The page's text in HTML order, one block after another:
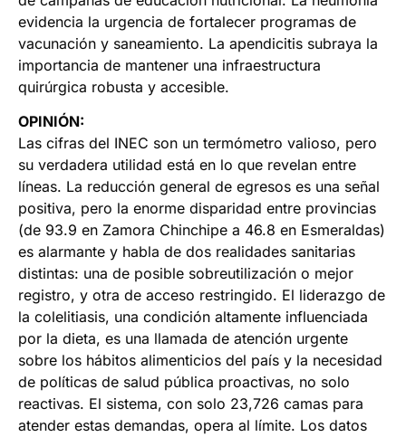
evidencia la urgencia de fortalecer programas de
vacunación y saneamiento. La apendicitis subraya la
importancia de mantener una infraestructura
quirúrgica robusta y accesible.
OPINIÓN:
Las cifras del INEC son un termómetro valioso, pero
su verdadera utilidad está en lo que revelan entre
líneas. La reducción general de egresos es una señal
positiva, pero la enorme disparidad entre provincias
(de 93.9 en Zamora Chinchipe a 46.8 en Esmeraldas)
es alarmante y habla de dos realidades sanitarias
distintas: una de posible sobreutilización o mejor
registro, y otra de acceso restringido. El liderazgo de
la colelitiasis, una condición altamente influenciada
por la dieta, es una llamada de atención urgente
sobre los hábitos alimenticios del país y la necesidad
de políticas de salud pública proactivas, no solo
reactivas. El sistema, con solo 23,726 camas para
atender estas demandas, opera al límite. Los datos